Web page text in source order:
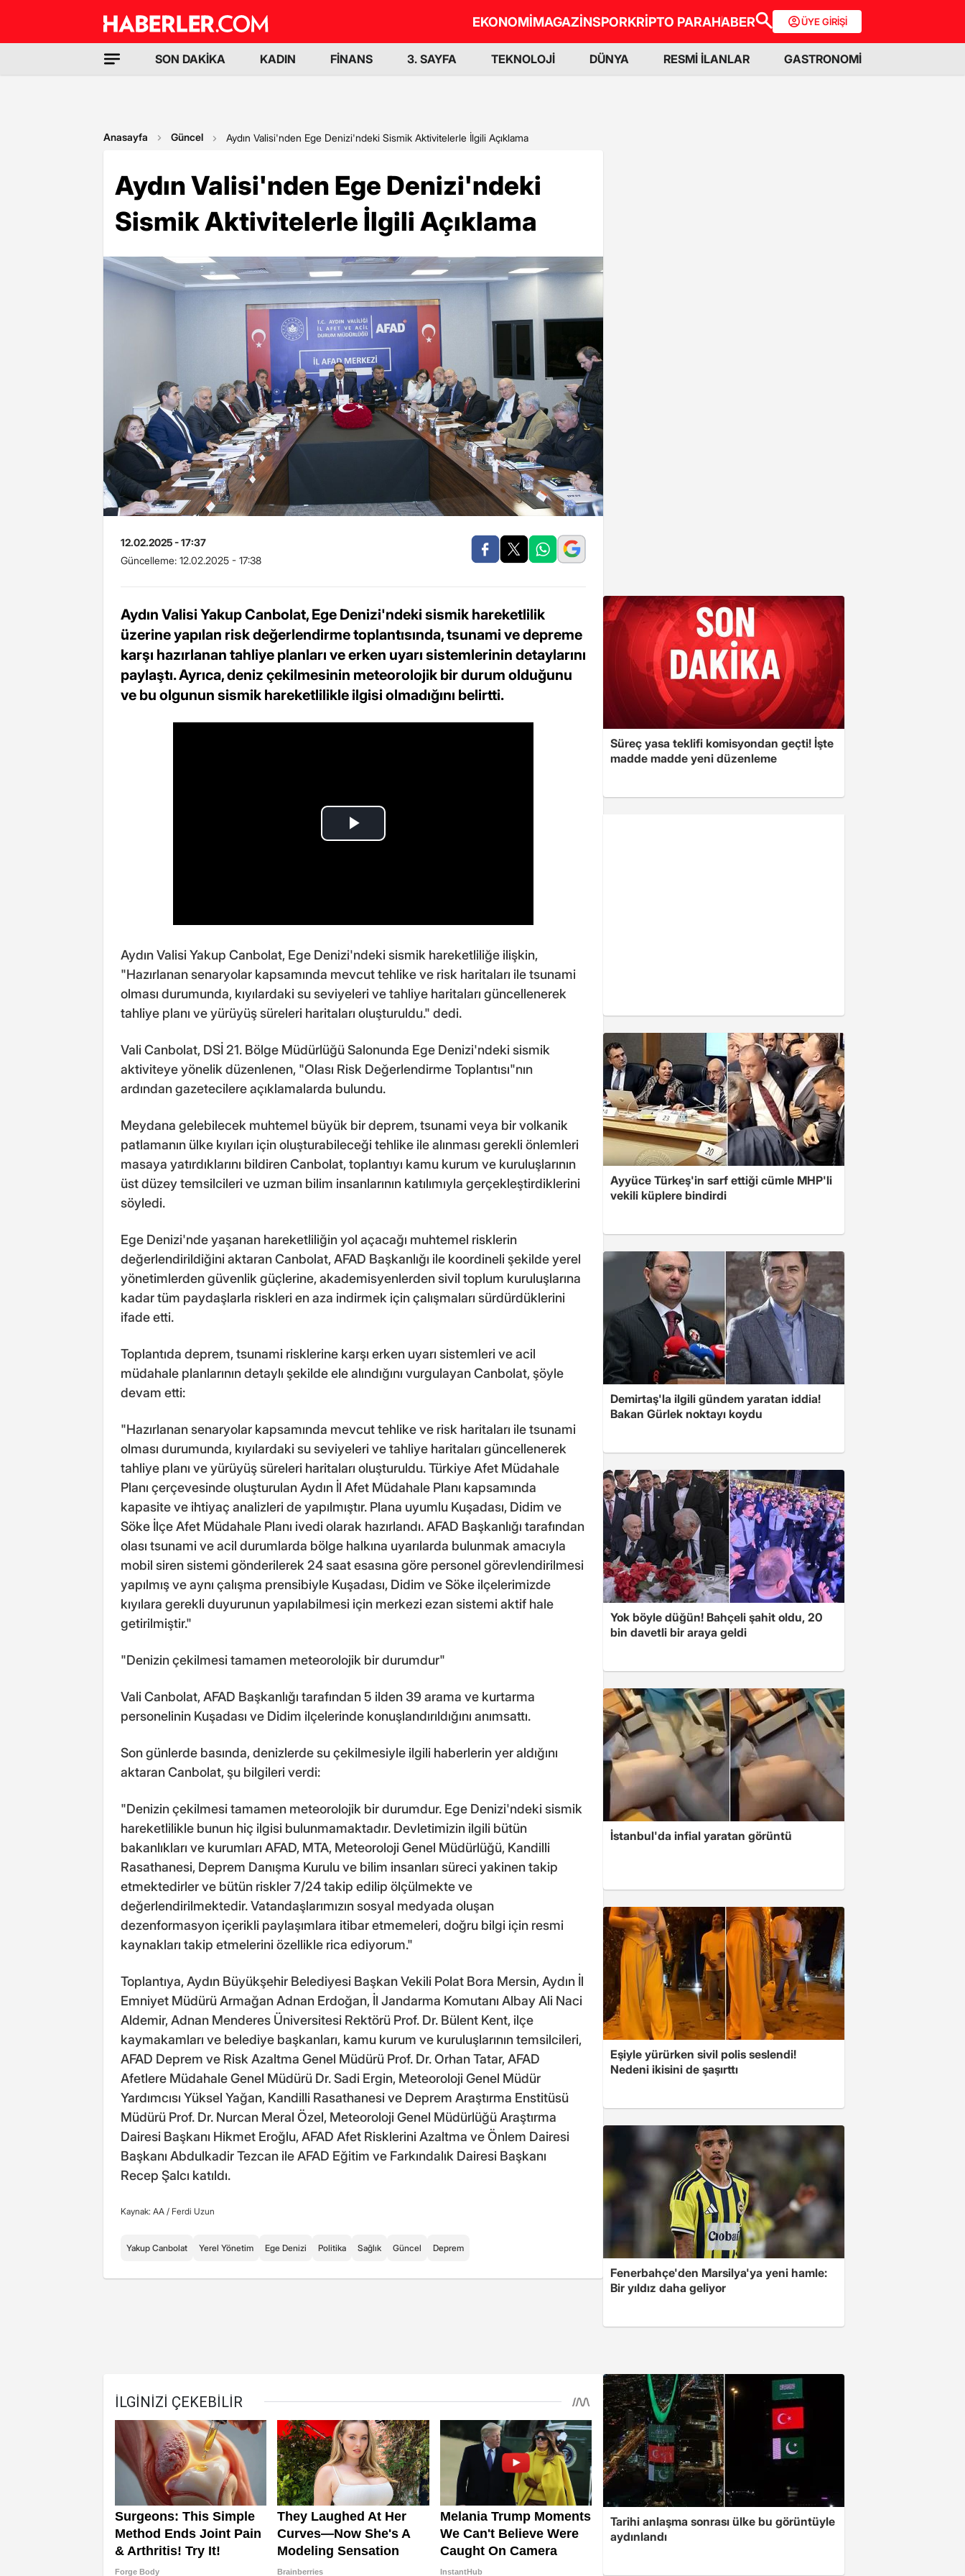
EKONOMİMAGAZİNSPORKRİPTO PARAHABER ÜYE GİRİŞİ
SON DAKİKA KADIN FİNANS 3. SAYFA TEKNOLOJİ DÜNYA RESMİ İLANLAR GASTRONOMİ
Anasayfa Güncel Aydın Valisi'nden Ege Denizi'ndeki Sismik Aktivitelerle İlgili Açıklama
Aydın Valisi'nden Ege Denizi'ndeki
Sismik Aktivitelerle İlgili Açıklama
12.02.2025 - 17:37
Güncelleme: 12.02.2025 - 17:38
Aydın Valisi Yakup Canbolat, Ege Denizi'ndeki sismik hareketlilik
üzerine yapılan risk değerlendirme toplantısında, tsunami ve depreme
karşı hazırlanan tahliye planları ve erken uyarı sistemlerinin detaylarını
paylaştı. Ayrıca, deniz çekilmesinin meteorolojik bir durum olduğunu
ve bu olgunun sismik hareketlilikle ilgisi olmadığını belirtti.
Aydın Valisi Yakup Canbolat, Ege Denizi'ndeki sismik hareketliliğe ilişkin,
"Hazırlanan senaryolar kapsamında mevcut tehlike ve risk haritaları ile tsunami
olması durumunda, kıyılardaki su seviyeleri ve tahliye haritaları güncellenerek
tahliye planı ve yürüyüş süreleri haritaları oluşturuldu." dedi.
Vali Canbolat, DSİ 21. Bölge Müdürlüğü Salonunda Ege Denizi'ndeki sismik
aktiviteye yönelik düzenlenen, "Olası Risk Değerlendirme Toplantısı"nın
ardından gazetecilere açıklamalarda bulundu.
Meydana gelebilecek muhtemel büyük bir deprem, tsunami veya bir volkanik
patlamanın ülke kıyıları için oluşturabileceği tehlike ile alınması gerekli önlemleri
masaya yatırdıklarını bildiren Canbolat, toplantıyı kamu kurum ve kuruluşlarının
üst düzey temsilcileri ve uzman bilim insanlarının katılımıyla gerçekleştirdiklerini
söyledi.
Ege Denizi'nde yaşanan hareketliliğin yol açacağı muhtemel risklerin
değerlendirildiğini aktaran Canbolat, AFAD Başkanlığı ile koordineli şekilde yerel
yönetimlerden güvenlik güçlerine, akademisyenlerden sivil toplum kuruluşlarına
kadar tüm paydaşlarla riskleri en aza indirmek için çalışmaları sürdürdüklerini
ifade etti.
Toplantıda deprem, tsunami risklerine karşı erken uyarı sistemleri ve acil
müdahale planlarının detaylı şekilde ele alındığını vurgulayan Canbolat, şöyle
devam etti:
"Hazırlanan senaryolar kapsamında mevcut tehlike ve risk haritaları ile tsunami
olması durumunda, kıyılardaki su seviyeleri ve tahliye haritaları güncellenerek
tahliye planı ve yürüyüş süreleri haritaları oluşturuldu. Türkiye Afet Müdahale
Planı çerçevesinde oluşturulan Aydın İl Afet Müdahale Planı kapsamında
kapasite ve ihtiyaç analizleri de yapılmıştır. Plana uyumlu Kuşadası, Didim ve
Söke İlçe Afet Müdahale Planı ivedi olarak hazırlandı. AFAD Başkanlığı tarafından
olası tsunami ve acil durumlarda bölge halkına uyarılarda bulunmak amacıyla
mobil siren sistemi gönderilerek 24 saat esasına göre personel görevlendirilmesi
yapılmış ve aynı çalışma prensibiyle Kuşadası, Didim ve Söke ilçelerimizde
kıyılara gerekli duyurunun yapılabilmesi için merkezi ezan sistemi aktif hale
getirilmiştir."
"Denizin çekilmesi tamamen meteorolojik bir durumdur"
Vali Canbolat, AFAD Başkanlığı tarafından 5 ilden 39 arama ve kurtarma
personelinin Kuşadası ve Didim ilçelerinde konuşlandırıldığını anımsattı.
Son günlerde basında, denizlerde su çekilmesiyle ilgili haberlerin yer aldığını
aktaran Canbolat, şu bilgileri verdi:
"Denizin çekilmesi tamamen meteorolojik bir durumdur. Ege Denizi'ndeki sismik
hareketlilikle bunun hiç ilgisi bulunmamaktadır. Devletimizin ilgili bütün
bakanlıkları ve kurumları AFAD, MTA, Meteoroloji Genel Müdürlüğü, Kandilli
Rasathanesi, Deprem Danışma Kurulu ve bilim insanları süreci yakinen takip
etmektedirler ve bütün riskler 7/24 takip edilip ölçülmekte ve
değerlendirilmektedir. Vatandaşlarımızın sosyal medyada oluşan
dezenformasyon içerikli paylaşımlara itibar etmemeleri, doğru bilgi için resmi
kaynakları takip etmelerini özellikle rica ediyorum."
Toplantıya, Aydın Büyükşehir Belediyesi Başkan Vekili Polat Bora Mersin, Aydın İl
Emniyet Müdürü Armağan Adnan Erdoğan, İl Jandarma Komutanı Albay Ali Naci
Aldemir, Adnan Menderes Üniversitesi Rektörü Prof. Dr. Bülent Kent, ilçe
kaymakamları ve belediye başkanları, kamu kurum ve kuruluşlarının temsilcileri,
AFAD Deprem ve Risk Azaltma Genel Müdürü Prof. Dr. Orhan Tatar, AFAD
Afetlere Müdahale Genel Müdürü Dr. Sadi Ergin, Meteoroloji Genel Müdür
Yardımcısı Yüksel Yağan, Kandilli Rasathanesi ve Deprem Araştırma Enstitüsü
Müdürü Prof. Dr. Nurcan Meral Özel, Meteoroloji Genel Müdürlüğü Araştırma
Dairesi Başkanı Hikmet Eroğlu, AFAD Afet Risklerini Azaltma ve Önlem Dairesi
Başkanı Abdulkadir Tezcan ile AFAD Eğitim ve Farkındalık Dairesi Başkanı
Recep Şalcı katıldı.
Kaynak: AA / Ferdi Uzun
Yakup Canbolat Yerel Yönetim Ege Denizi Politika Sağlık Güncel Deprem
Süreç yasa teklifi komisyondan geçti! İşte
madde madde yeni düzenleme
Ayyüce Türkeş'in sarf ettiği cümle MHP'li
vekili küplere bindirdi
Demirtaş'la ilgili gündem yaratan iddia!
Bakan Gürlek noktayı koydu
Yok böyle düğün! Bahçeli şahit oldu, 20
bin davetli bir araya geldi
İstanbul'da infial yaratan görüntü
Eşiyle yürürken sivil polis seslendi!
Nedeni ikisini de şaşırttı
Fenerbahçe'den Marsilya'ya yeni hamle:
Bir yıldız daha geliyor
Tarihi anlaşma sonrası ülke bu görüntüyle
aydınlandı